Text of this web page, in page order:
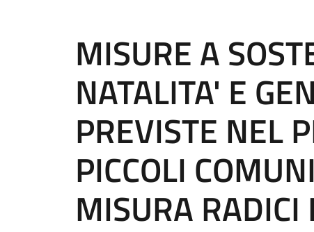
MISURE A
NATALITA' E
PREVISTE NEL
PICCOLI
MISURA